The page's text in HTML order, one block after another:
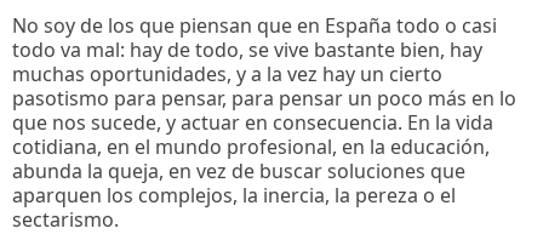
No soy de los que piensan que en España todo o casi
todo va mal: hay de todo, se vive bastante bien, hay
muchas oportunidades, y a la vez hay un cierto
pasotismo para pensar, para pensar un poco más en lo
que nos sucede, y actuar en consecuencia. En la vida
cotidiana, en el mundo profesional, en la educación,
abunda la queja, en vez de buscar soluciones que
aparquen los complejos, la inercia, la pereza o el
sectarismo.